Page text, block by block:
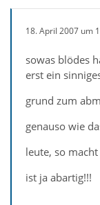
18. April 2007 um
sowas blödes
erst ein
grund zum
genauso wie
leute, so
ist ja abartig!!!